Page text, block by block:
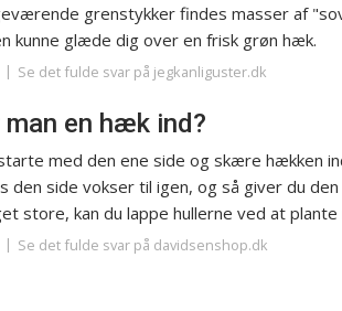
grenstykker findes masser af
kunne glæde dig over en frisk grøn hæk.
Se det fulde svar på jegkanliguster.dk
en hæk ind?
med den ene side og skære hækken
den side vokser til igen, og så giver du
store, kan du lappe hullerne ved at
Se det fulde svar på davidsenshop.dk